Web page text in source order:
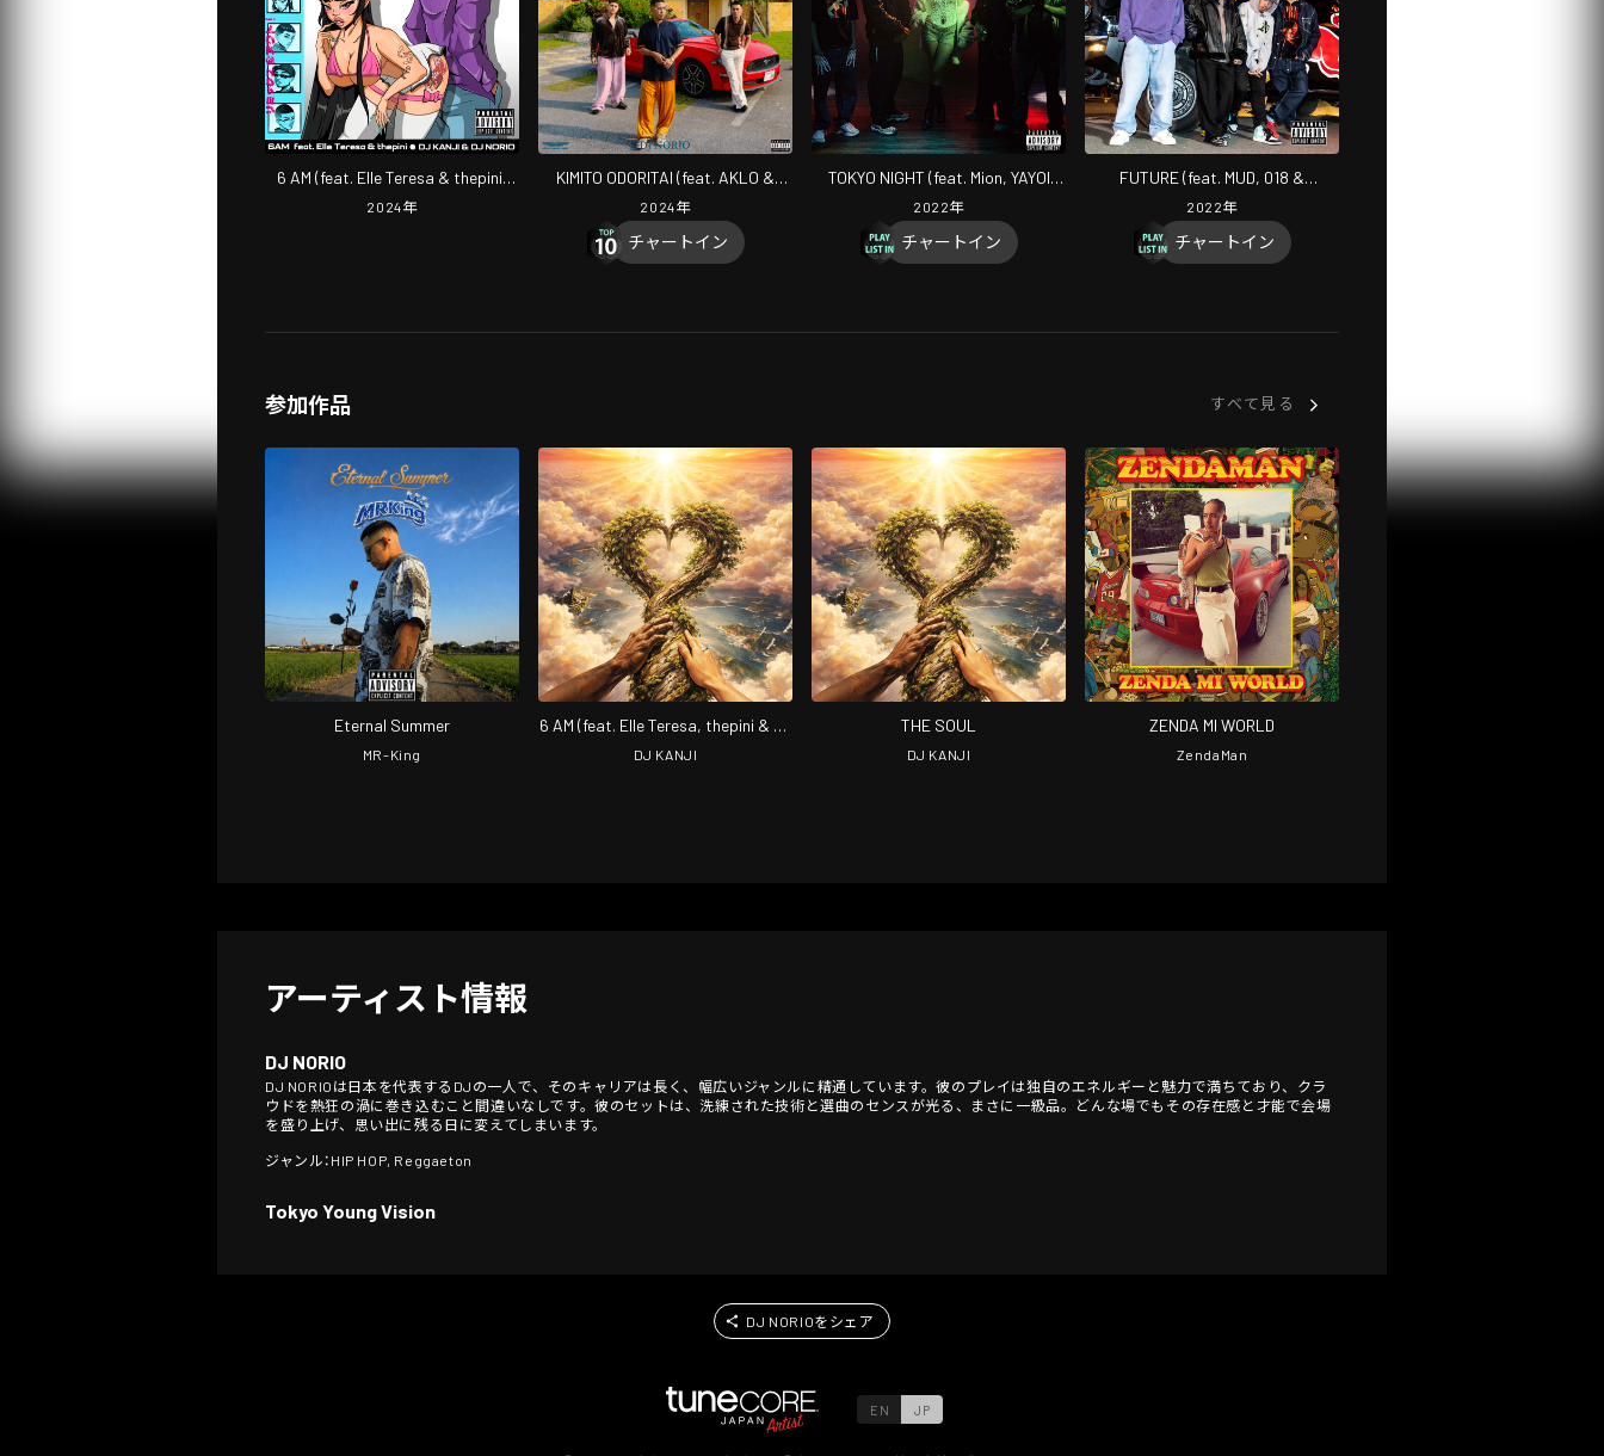
6 AM (feat. Elle Teresa & thepini)
[Remix]
2024年
KIMITO ODORITAI (feat. AKLO &
thepini)
2024年
チャートイン
TOKYO NIGHT (feat. Mion, YAYOI
DAIMON & Young Dalu)
2022年
チャートイン
FUTURE (feat. MUD, 018 &
Hideyoshi)
2022年
チャートイン
参加作品 すべて見る
Eternal Summer
MR-King
6 AM (feat. Elle Teresa, thepini & DJ
NORIO) [Remix]
DJ KANJI
THE SOUL
DJ KANJI
ZENDA MI WORLD
ZendaMan
アーティスト情報
DJ NORIO
DJ NORIOは日本を代表するDJの一人で、そのキャリアは長く、幅広いジャンルに精通しています。彼のプレイは独自のエネルギーと魅力で満ちており、クラ
ウドを熱狂の渦に巻き込むこと間違いなしです。彼のセットは、洗練された技術と選曲のセンスが光る、まさに一級品。どんな場でもその存在感と才能で会場
を盛り上げ、思い出に残る日に変えてしまいます。
ジャンル：HIP HOP, Reggaeton
Tokyo Young Vision
DJ NORIOをシェア
EN JP